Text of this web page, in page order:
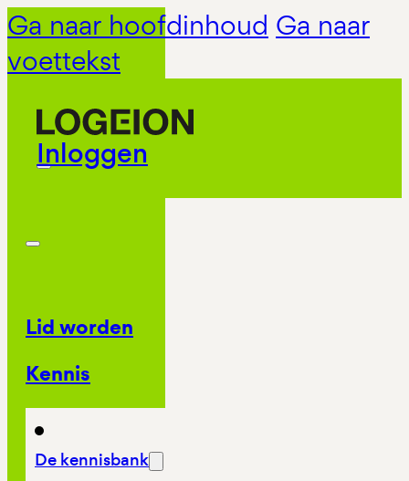
Ga naar hoofdinhoud Ga naar
voettekst
Inloggen
Lid worden
Kennis
De kennisbank